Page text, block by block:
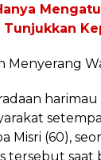
Menyerang
Misri (60),
tersebut